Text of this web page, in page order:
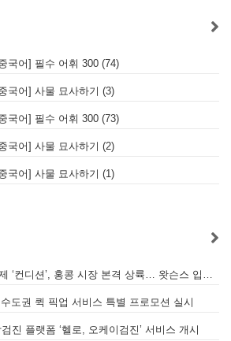
국어] 필수 어휘 300 (74)
국어] 사물 묘사하기 (3)
국어] 필수 어휘 300 (73)
국어] 사물 묘사하기 (2)
국어] 사물 묘사하기 (1)
대한민국 대표 숙취해소제 ‘컨디션’, 홍콩 시장 본격 상륙… 왓슨스 입점 기념 할인 행사 진행
도권 퀵 픽업 서비스 특별 프로모션 실시
진 플랫폼 ‘헬로, 오케이검진’ 서비스 개시